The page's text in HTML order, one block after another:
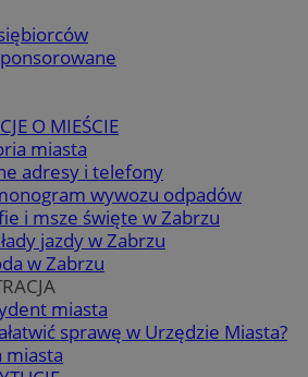
O MIEŚCIE
miasta
adresy i telefony
wywozu odpadów
i msze święte w Zabrzu
jazdy w Zabrzu
w Zabrzu
miasta
sprawę w Urzędzie Miasta?
miasta